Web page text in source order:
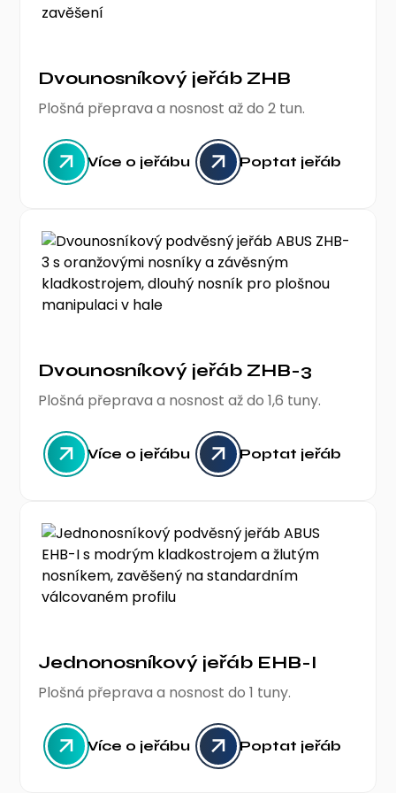
Dvounosníkový jeřáb ZHB
Plošná přeprava a nosnost až do 2 tun.
Více o jeřábu Poptat jeřáb
Dvounosníkový jeřáb ZHB-3
Plošná přeprava a nosnost až do 1,6 tuny.
Více o jeřábu Poptat jeřáb
Jednonosníkový jeřáb EHB-I
Plošná přeprava a nosnost do 1 tuny.
Více o jeřábu Poptat jeřáb